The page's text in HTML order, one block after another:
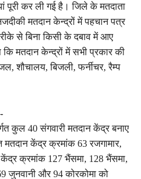
पूरी कर ली गई है। जिले के मतदाता
मतदान केन्द्रों में पहचान पत्र
से बिना किसी के दबाव में आए
मतदान केन्द्रों में सभी प्रकार की
शौचालय, बिजली, फर्नीचर, रैम्प
कुल 40 संगवारी मतदान केंद्र बनाए
मतदान केंद्र क्रमांक 63 रजगामार,
केंद्र क्रमांक 127 भैंसमा, 128 भैंसमा,
जुनवानी और 94 कोरकोमा को